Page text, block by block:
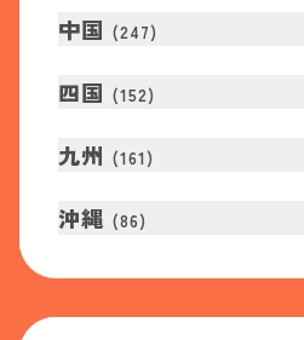
中国 (247)
四国 (152)
九州 (161 )
沖縄 (86)